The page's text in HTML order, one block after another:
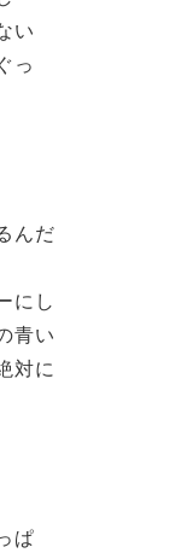
い
っ
んだ
にし
青い
対に
ぱ